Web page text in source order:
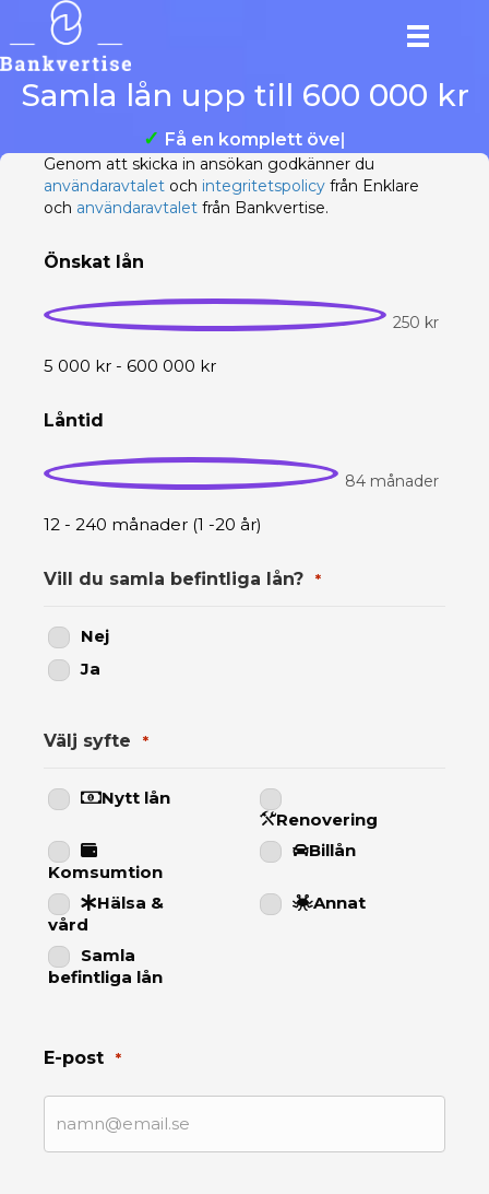
Samla lån upp till 600 000 kr
✓ F|
Genom att skicka in ansökan godkänner du
användaravtalet och integritetspolicy från Enklare
och användaravtalet från Bankvertise.
Önskat lån
250 kr
5 000 kr - 600 000 kr
Låntid
84 månader
12 - 240 månader (1 -20 år)
Vill du samla befintliga lån? *
Nej
Ja
Välj syfte *
Nytt lån
Renovering
Komsumtion
Billån
Hälsa &
vård
Annat
Samla
befintliga lån
E-post *